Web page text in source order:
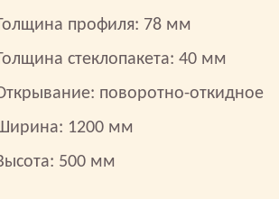
профиля: 78 мм
стеклопакета: 40 мм
поворотно-откидное
1200 мм
500 мм